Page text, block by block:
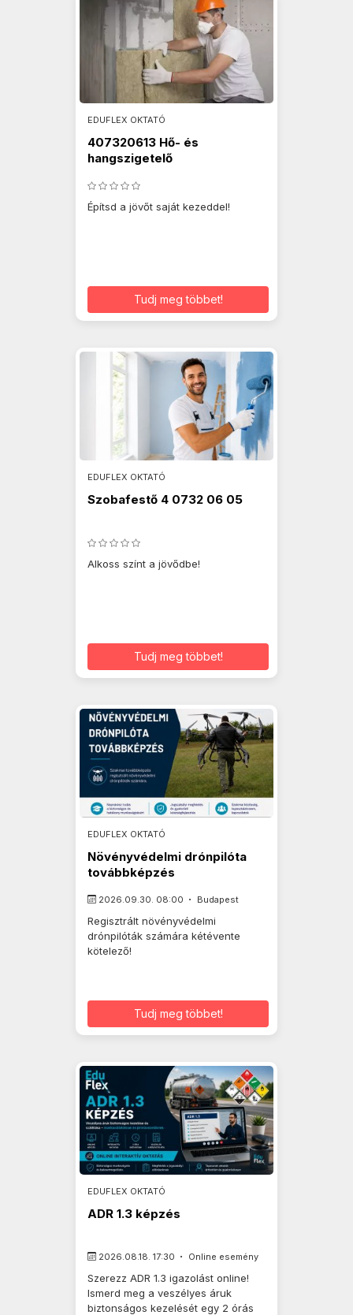
EDUFLEX OKTATÓ
407320613 Hő- és
hangszigetelő
Építsd a jövőt saját kezeddel!
Tudj meg többet!
EDUFLEX OKTATÓ
Szobafestő 4 0732 06 05
Alkoss színt a jövődbe!
Tudj meg többet!
EDUFLEX OKTATÓ
Növényvédelmi drónpilóta
továbbképzés
2026.09.30. 08:00 Budapest
Regisztrált növényvédelmi
drónpilóták számára kétévente
kötelező!
Tudj meg többet!
EDUFLEX OKTATÓ
ADR 1.3 képzés
2026.08.18. 17:30 Online esemény
Szerezz ADR 1.3 igazolást online!
Ismerd meg a veszélyes áruk
biztonságos kezelését egy 2 órás